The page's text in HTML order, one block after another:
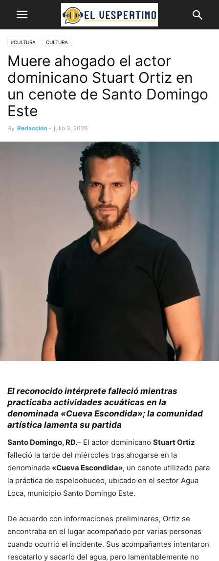
#CULTURA CULTURA
Muere ahogado el actor
dominicano Stuart Ortiz en
un cenote de Santo Domingo
Este
By Redacción - julio 3, 2026
El reconocido intérprete falleció mientras
practicaba actividades acuáticas en la
denominada «Cueva Escondida»; la comunidad
artística lamenta su partida
Santo Domingo, RD.– El actor dominicano Stuart Ortiz
falleció la tarde del miércoles tras ahogarse en la
denominada «Cueva Escondida», un cenote utilizado para
la práctica de espeleobuceo, ubicado en el sector Agua
Loca, municipio Santo Domingo Este.
De acuerdo con informaciones preliminares, Ortiz se
encontraba en el lugar acompañado por varias personas
cuando ocurrió el incidente. Sus acompañantes intentaron
rescatarlo y sacarlo del agua, pero lamentablemente no